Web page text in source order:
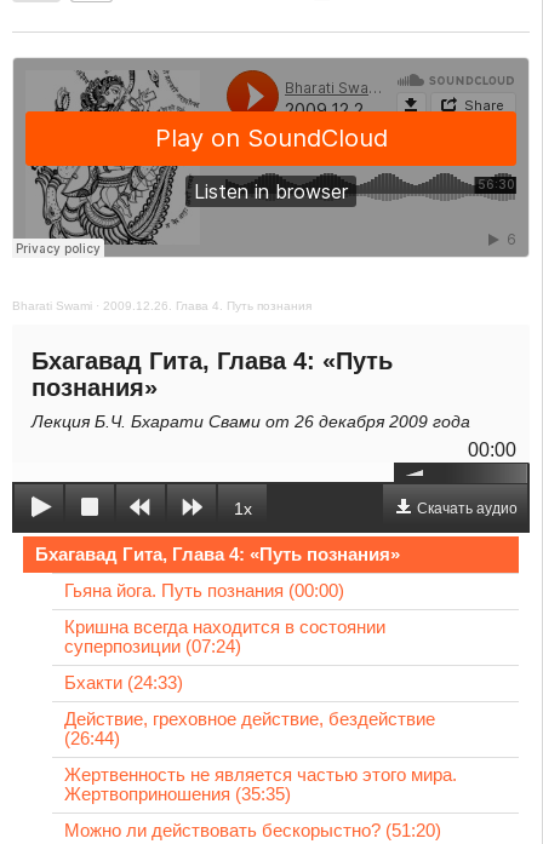
Bharati Swami · 2009.12.26. Глава 4. Путь познания
Бхагавад Гита, Глава 4: «Путь
познания»
Лекция Б.Ч. Бхарати Свами от 26 декабря 2009 года
00:00
1x Скачать аудио
Бхагавад Гита, Глава 4: «Путь познания»
Гьяна йога. Путь познания (00:00)
Кришна всегда находится в состоянии
суперпозиции (07:24)
Бхакти (24:33)
Действие, греховное действие, бездействие
(26:44)
Жертвенность не является частью этого мира.
Жертвоприношения (35:35)
Можно ли действовать бескорыстно? (51:20)